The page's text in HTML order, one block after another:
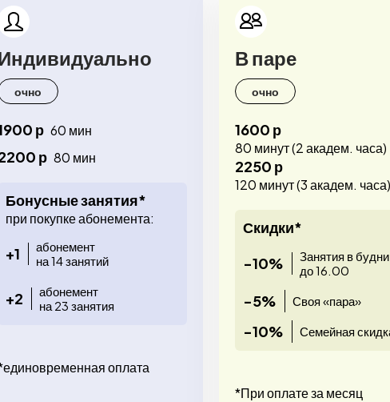
очно
р 60 мин
р 80 мин
Бонусные занятия*
при покупке абонемента:
+1
абонемент
на 14 занятий
+2
абонемент
на 23 занятия
оплата
В паре
очно
1600 р
80 минут (2 академ. часа)
2250 р
120 минут (3 академ. часа)
Скидки*
-10%
Занятия в будни
до 16.00
-5% Своя «пара»
-10% Семейная
*При оплате за месяц